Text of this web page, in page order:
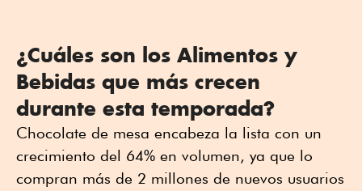
¿Cuáles son los Alimentos y
Bebidas que más crecen
durante esta temporada?
Chocolate de mesa encabeza la lista con un
crecimiento del 64% en volumen, ya que lo
compran más de 2 millones de nuevos usuarios